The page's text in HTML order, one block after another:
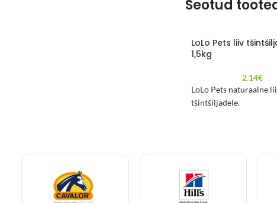
Seotud
LoLo Pets liiv
1,5kg
2.14€
LoLo Pets naturaalne
tšintšiljadele.